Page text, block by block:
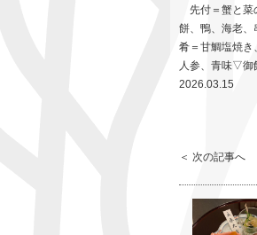
先付＝蟹と菜
餅、鴨、海老
肴＝甘鯛塩焼き
人参、青味▽御
2026.03.15
＜ 次の記事へ